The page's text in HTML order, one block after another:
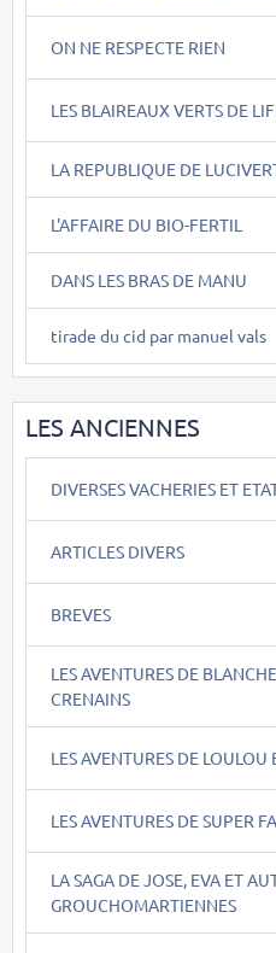
ON NE RESPECTE RIEN
LES BLAIREAUX VERTS DE
LA REPUBLIQUE DE
L'AFFAIRE DU BIO-FERTIL
DANS LES BRAS DE MANU
tirade du cid par manuel vals
LES ANCIENNES
DIVERSES VACHERIES ET
ARTICLES DIVERS
BREVES
LES AVENTURES DE
CRENAINS
LES AVENTURES DE LOULOU
LES AVENTURES DE SUPER
LA SAGA DE JOSE, EVA ET
GROUCHOMARTIENNES